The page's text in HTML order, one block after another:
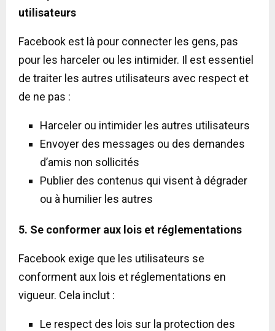
utilisateurs
Facebook est là pour connecter les gens, pas
pour les harceler ou les intimider. Il est essentiel
de traiter les autres utilisateurs avec respect et
de ne pas :
Harceler ou intimider les autres utilisateurs
Envoyer des messages ou des demandes
d’amis non sollicités
Publier des contenus qui visent à dégrader
ou à humilier les autres
5. Se conformer aux lois et réglementations
Facebook exige que les utilisateurs se
conforment aux lois et réglementations en
vigueur. Cela inclut :
Le respect des lois sur la protection des